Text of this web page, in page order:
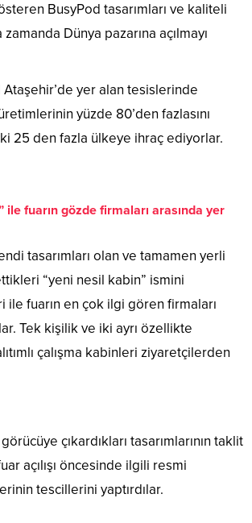
BusyPod tasarımları ve kaliteli
Dünya pazarına açılmayı
Ataşehir’de yer alan tesislerinde
yüzde 80’den fazlasını
25 den fazla ülkeye ihraç ediyorlar.
ile fuarın gözde firmaları arasında yer
tasarımları olan ve tamamen yerli
“yeni nesil kabin” ismini
fuarın en çok ilgi gören firmaları
Tek kişilik ve iki ayrı özellikte
çalışma kabinleri ziyaretçilerden
çıkardıkları tasarımlarının taklit
açılışı öncesinde ilgili resmi
tescillerini yaptırdılar.